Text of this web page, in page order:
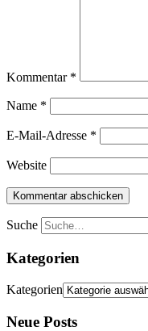
Kommentar *
Name *
E-Mail-Adresse *
Website
Suche
Kategorien
Kategorien
Neue Posts